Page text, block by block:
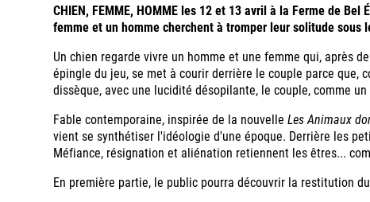
CHIEN, FEMME, HOMME les 12 et 13 avril à la Ferme de
femme et un homme cherchent à tromper leur solitude
Un chien regarde vivre un homme et une femme qui, après
épingle du jeu, se met à courir derrière le couple parce que,
dissèque, avec une lucidité désopilante, le couple, comme
Fable contemporaine, inspirée de la nouvelle Les Animaux
vient se synthétiser l'idéologie d'une époque. Derrière les
Méfiance, résignation et aliénation retiennent les êtres...
En première partie, le public pourra découvrir la restitution